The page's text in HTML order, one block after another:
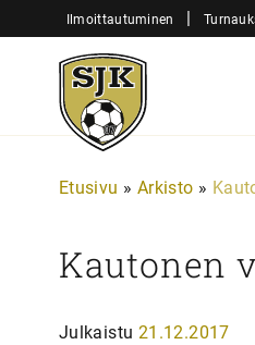
sisältöön
Ilmoittautuminen |
Sjk-
Juniorit
Etusivu » Arkisto »
Kautonen
Julkaistu 21.12.2017